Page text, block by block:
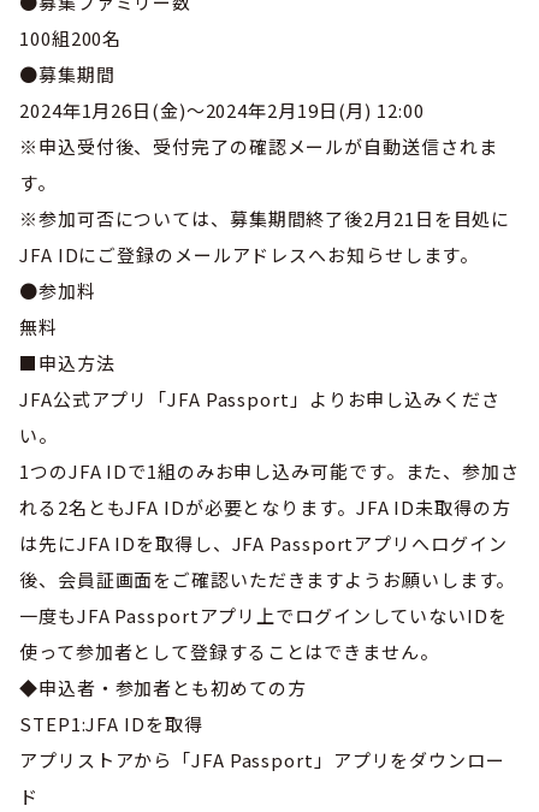
100組200名
●募集期間
2024年1月26日(金)～2024年2月19日(月) 12:00
※申込受付後、受付完了の確認メールが自動送信されま
す。
※参加可否については、募集期間終了後2月21日を目処に
JFA IDにご登録のメールアドレスへお知らせします。
●参加料
無料
■申込方法
JFA公式アプリ「JFA Passport」よりお申し込みくださ
い。
1つのJFA IDで1組のみお申し込み可能です。また、参加さ
れる2名ともJFA IDが必要となります。JFA ID未取得の方
は先にJFA IDを取得し、JFA Passportアプリへログイン
後、会員証画面をご確認いただきますようお願いします。
一度もJFA Passportアプリ上でログインしていないIDを
使って参加者として登録することはできません。
◆申込者・参加者とも初めての方
STEP1:JFA IDを取得
アプリストアから「JFA Passport」アプリをダウンロー
ド